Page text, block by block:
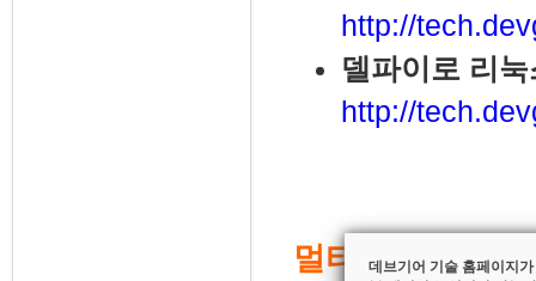
http://
델파이로 리
http://
멀티-디바이스
데브기어 기술 홈페이지